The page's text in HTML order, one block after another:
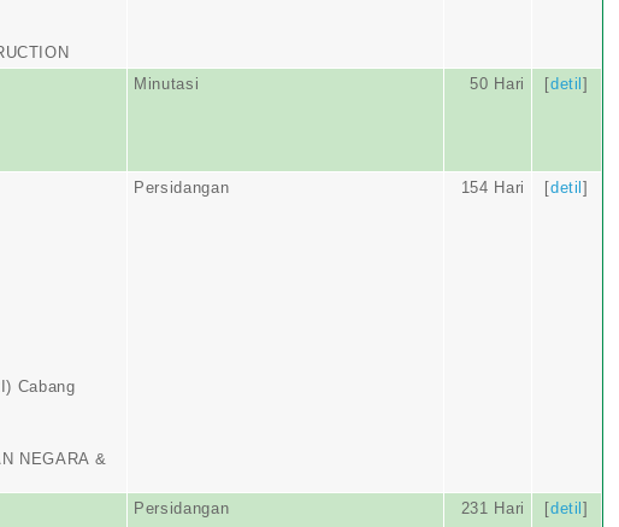
Minutasi 50 Hari [detil]
Cabang
NEGARA &
Persidangan 154 Hari [detil]
Persidangan 231 Hari [detil]